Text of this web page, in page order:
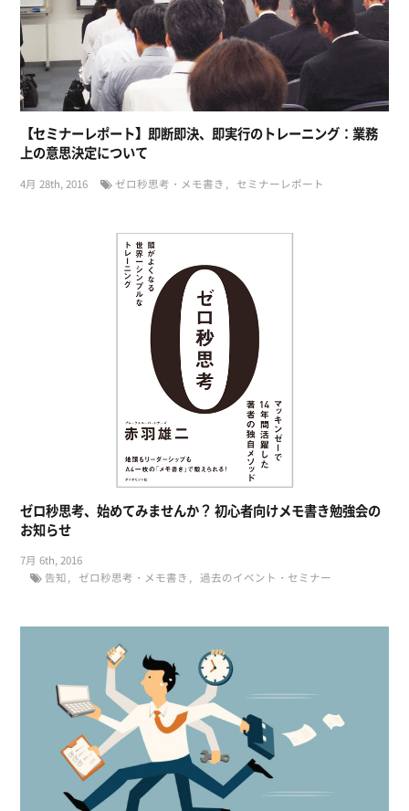
【セミナーレポート】即断即決、即実行のトレーニング：業務
上の意思決定について
4月 28th, 2016 ゼロ秒思考・メモ書き セミナーレポート
ゼロ秒思考、始めてみませんか？ 初心者向けメモ書き勉強会の
お知らせ
7月 6th, 2016
告知
ゼロ秒思考・メモ書き 過去のイベント・セミナー